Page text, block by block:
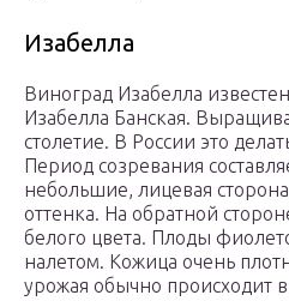
Изабелла
Виноград Изабелла
Изабелла Банская.
столетие. В России это
Период созревания
небольшие, лицевая
оттенка. На обратной
белого цвета. Плоды
налетом. Кожица очень
урожая обычно происходит